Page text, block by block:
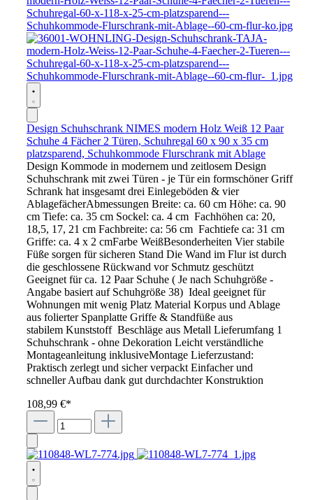
Design Schuhschrank NIMES modern Holz Weiß 12 Paar
Schuhe 4 Fächer 2 Türen, Schuhregal 60 x 90 x 35 cm
platzsparend, Schuhkommode Flurschrank mit Ablage
Design Kommode in modernem und zeitlosem Design
Schuhschrank mit zwei Türen - je Tür ein formschöner Griff
Schrank hat insgesamt drei Einlegeböden & vier
AblagefächerAbmessungen Breite: ca. 60 cm Höhe: ca. 90
cm Tiefe: ca. 35 cm Sockel: ca. 4 cm Fachhöhen ca: 20,
18,5, 17, 21 cm Fachbreite: ca: 56 cm Fachtiefe ca: 31 cm
Griffe: ca. 4 x 2 cmFarbe WeißBesonderheiten Vier stabile
Füße sorgen für sicheren Stand Die Wand im Flur ist durch
die geschlossene Rückwand vor Schmutz geschützt
Geeignet für ca. 12 Paar Schuhe ( Je nach Schuhgröße -
Angabe basiert auf Schuhgröße 38) Ideal geeignet für
Wohnungen mit wenig Platz Material Korpus und Ablage
aus folierter Spanplatte Griffe & Standfüße aus
stabilem Kunststoff Beschläge aus Metall Lieferumfang 1
Schuhschrank - ohne Dekoration Leicht verständliche
Montageanleitung inklusiveMontage Lieferzustand:
Praktisch zerlegt und sicher verpackt Einfacher und
schneller Aufbau dank gut durchdachter Konstruktion
108,99 €*